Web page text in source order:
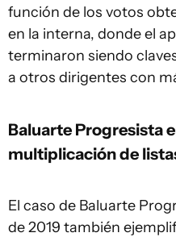
función de los votos
en la interna, donde el
terminaron siendo
a otros dirigentes con
Baluarte Progresista
multiplicación de
El caso de Baluarte
de 2019 también